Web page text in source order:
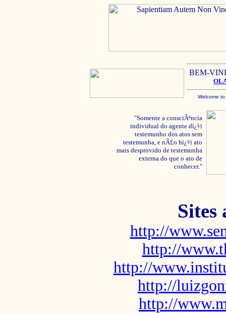
BEM-
Welcome
"Somente a consciÃªncia
individual do agente dï¿½
testemunho dos atos sem
testemunha, e nÃ£o hï¿½ ato
mais desprovido de testemunha
externa do que o ato de
conhecer."
Sites
http://
http://
http://
http://
http://